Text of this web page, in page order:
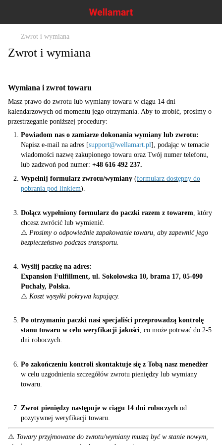
Zwrot i wymiana
Zwrot i wymiana
Wymiana i zwrot towaru
Masz prawo do zwrotu lub wymiany towaru w ciągu 14 dni
kalendarzowych od momentu jego otrzymania. Aby to zrobić, prosimy o
przestrzeganie poniższej procedury:
Powiadom nas o zamiarze dokonania wymiany lub zwrotu:
Napisz e-mail na adres [support@wellamart.pl], podając w temacie
wiadomości nazwę zakupionego towaru oraz Twój numer telefonu,
lub zadzwoń pod numer: +48 616 492 237.
Wypełnij formularz zwrotu/wymiany (formularz dostępny do
pobrania pod linkiem).
Dołącz wypełniony formularz do paczki razem z towarem , który
chcesz zwrócić lub wymienić.
⚠️ Prosimy o odpowiednie zapakowanie towaru, aby zapewnić jego
bezpieczeństwo podczas transportu.
Wyślij paczkę na adres:
Expansion Fulfillment, ul. Sokołowska 10, brama 17, 05-090
Puchały, Polska.
⚠️ Koszt wysyłki pokrywa kupujący.
Po otrzymaniu paczki nasi specjaliści przeprowadzą kontrolę
stanu towaru w celu weryfikacji jakości, co może potrwać do 2-5
dni roboczych.
Po zakończeniu kontroli skontaktuje się z Tobą nasz menedżer
w celu uzgodnienia szczegółów zwrotu pieniędzy lub wymiany
towaru.
Zwrot pieniędzy następuje w ciągu 14 dni roboczych od
pozytywnej weryfikacji towaru.
⚠️ Towary przyjmowane do zwrotu/wymiany muszą być w stanie nowym,